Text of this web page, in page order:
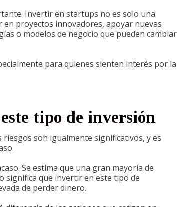
Invertir en startups no es solo una
proyectos innovadores, apoyar nuevas
o modelos de negocio que pueden cambiar
para quienes sienten interés por la
tipo de inversión
son igualmente significativos, y es
Se estima que una gran mayoría de
significa que invertir en este tipo de
de perder dinero.